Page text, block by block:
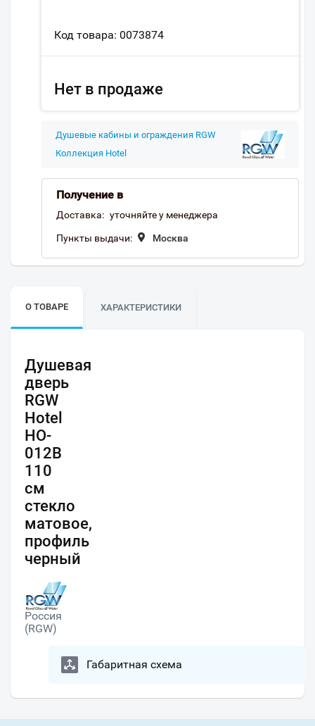
Код товара: 0073874
Нет в продаже
Душевые кабины и ограждения RGW
Коллекция Hotel
Получение в
Доставка: уточняйте у менеджера
Пункты выдачи: Москва
О ТОВАРЕ ХАРАКТЕРИСТИКИ
Душевая
дверь
RGW
Hotel
HO-
012B
110
см
стекло
матовое,
профиль
черный
Россия
(RGW)
Габаритная схема